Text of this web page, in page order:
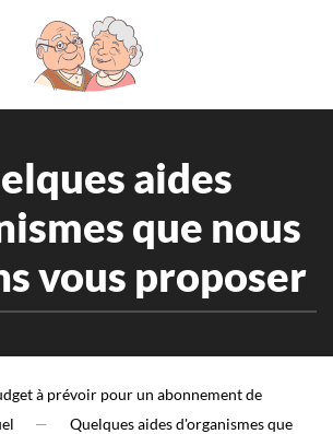
principal
aides
que nous
vous proposer
à prévoir pour un abonnement de
Quelques aides d'organismes que